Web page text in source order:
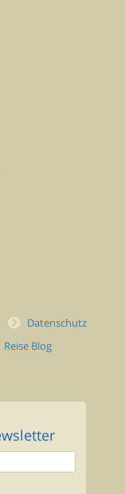
Datenschutz
Reise Blog